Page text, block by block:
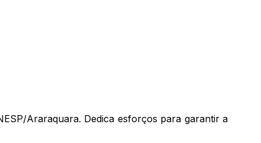
Araraquara. Dedica esforços para garantir a